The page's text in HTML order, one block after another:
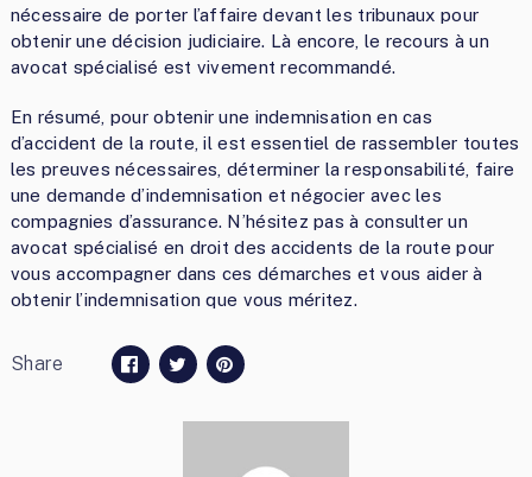
nécessaire de porter l’affaire devant les tribunaux pour
obtenir une décision judiciaire. Là encore, le recours à un
avocat spécialisé est vivement recommandé.
En résumé, pour obtenir une indemnisation en cas
d’accident de la route, il est essentiel de rassembler toutes
les preuves nécessaires, déterminer la responsabilité, faire
une demande d’indemnisation et négocier avec les
compagnies d’assurance. N’hésitez pas à consulter un
avocat spécialisé en droit des accidents de la route pour
vous accompagner dans ces démarches et vous aider à
obtenir l’indemnisation que vous méritez.
Share